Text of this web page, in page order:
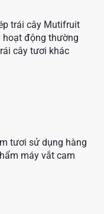
trái cây Mutifruit
hoạt động thường
cây tươi khác
tươi sử dụng hàng
máy vắt cam